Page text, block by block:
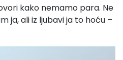
kako nemamo para. Ne
ja, ali iz ljubavi ja to hoću –